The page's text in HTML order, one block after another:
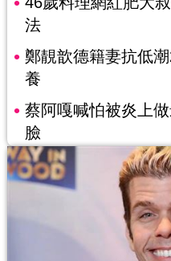
法
鄭靚歆德籍妻抗低
養
蔡阿嘎喊怕被炎上
臉